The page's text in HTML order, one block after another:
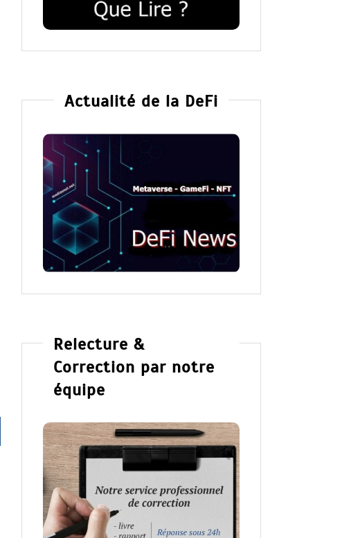
Actualité de la DeFi
Relecture &
Correction par notre
équipe